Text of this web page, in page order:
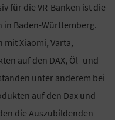
für die VR-Banken ist die
in Baden-Württemberg.
Xiaomi, Varta,
auf den DAX, Öl- und
unter anderem bei
auf den Dax und
die Auszubildenden